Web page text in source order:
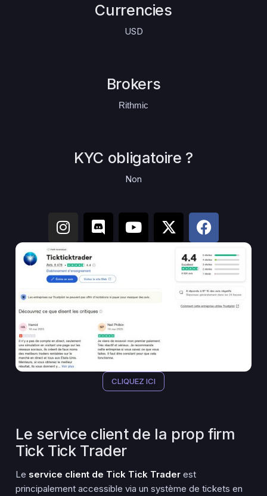
Currencies
USD
Brokers
Rithmic
KYC obligatoire ?
Non
CLIQUEZ ICI
Le service client de la prop firm
Tick Tick Trader
Le service client de Tick Tick Trader est
principalement accessible via un système de tickets en